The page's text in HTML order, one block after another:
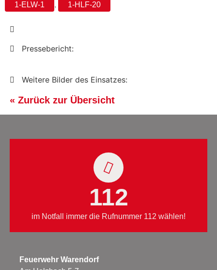
1-ELW-1 , 1-HLF-20
Pressebericht:
Weitere Bilder des Einsatzes:
« Zurück zur Übersicht
112
im Notfall immer die Rufnummer 112 wählen!
Feuerwehr Warendorf